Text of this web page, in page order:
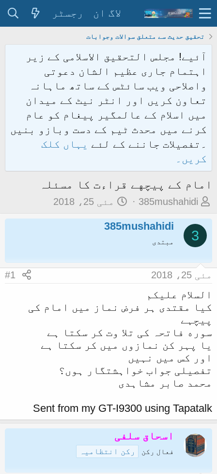
لاگ ان رجسٹر
تحقیق حدیث سے متعلق سوالات وجوابات
آئیے! مجلس التحقیق الاسلامی کے زیر
اہتمام جاری عظیم الشان دعوتی
واصلاحی ویب سائٹس کے ساتھ ماہانہ
تعاون کریں اور انٹر نیٹ کے میدان
میں اسلام کے عالمگیر پیغام کو عام
کرنے میں محدث ٹیم کے دست وبازو بنیں
۔تفصیلات جاننے کے لئے یہاں کلک
کریں۔
امام کے پیچهے قراءت کا مسئلہ
م
ض
و
ک
ا
آ
غ
ا
ز
ک
ر
ن
و
ا
ل
ا
385mushahidi
ت
ر
آ
ز
مئی 25، 2018
3
385mushahidi
مبتدی
مئی 25، 2018 #1
السلام علیکم
کیا مقتدی ہر فرض نماز میں امام کی
پیچہے
سوره فاتحہ کی تلا وت کر سکتا ہے
یا پہر کن نمازوں میں کر سکتا ہے
اور کس میں نہیں
تفصیلی جواب خواہشتگار ہوں؟
محمد صابر مشاہدی
Sent from my GT-I9300 using Tapatalk
اسحاق سلفی
فعال رکن رکن انتظامیہ